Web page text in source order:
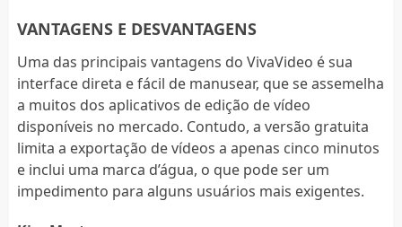
VANTAGENS E DESVANTAGENS
Uma das principais vantagens do VivaVideo é sua
interface direta e fácil de manusear, que se assemelha
a muitos dos aplicativos de edição de vídeo
disponíveis no mercado. Contudo, a versão gratuita
limita a exportação de vídeos a apenas cinco minutos
e inclui uma marca d’água, o que pode ser um
impedimento para alguns usuários mais exigentes.